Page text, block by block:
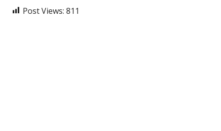
Post Views: 811